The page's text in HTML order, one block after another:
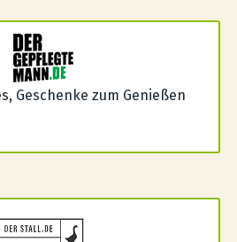
Geschenke zum Genießen